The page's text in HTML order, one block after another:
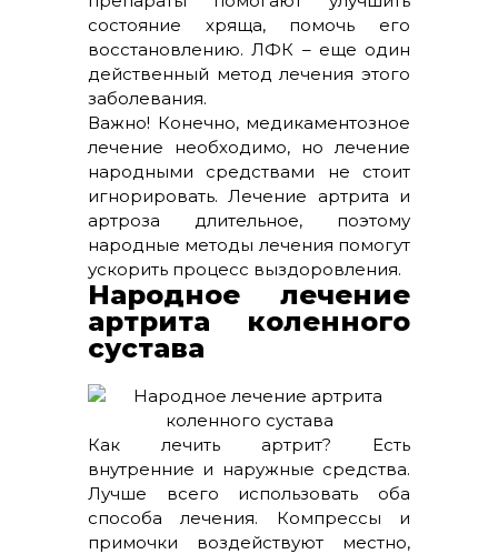
состояние хряща, помочь его
восстановлению. ЛФК – еще один
действенный метод лечения этого
заболевания.
Важно! Конечно, медикаментозное
лечение необходимо, но лечение
народными средствами не стоит
игнорировать. Лечение артрита и
артроза длительное, поэтому
народные методы лечения помогут
ускорить процесс выздоровления.
Народное лечение
артрита коленного
сустава
Как лечить артрит? Есть
внутренние и наружные средства.
Лучше всего использовать оба
способа лечения. Компрессы и
примочки воздействуют местно,